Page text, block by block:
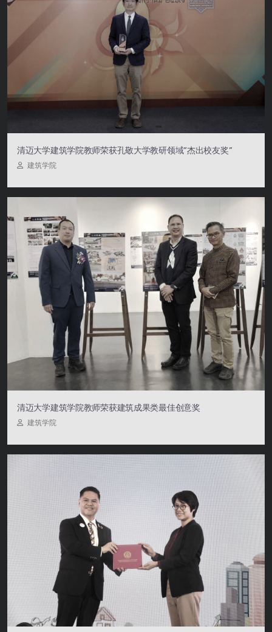
清迈大学建筑学院教师荣获孔敬大学教研领域“杰出校友奖”
建筑学院
清迈大学建筑学院教师荣获建筑成果类最佳创意奖
建筑学院